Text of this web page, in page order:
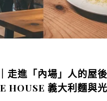
走進「內場」人的屋後
HOUSE 義大利麵與